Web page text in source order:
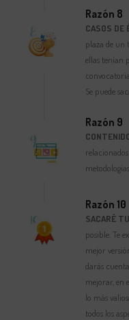
Razón 8
CASOS DE
plaza de un
ellas tenían
Se puede
Razón 9
Razón 10
SACARÉ
posible. Te
mejor
darás
mejorar, en
lo más
todos los